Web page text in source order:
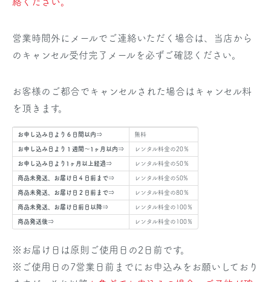
営業時間外にメールでご連絡いただく場合は、当店から
のキャンセル受付完了メールを必ずご確認ください。
お客様のご都合でキャンセルされた場合はキャンセル料
を頂きます。
お申し込み日より６日間以内⇒ 無料
お申し込み日より１週間～1ヶ月以内⇒ レンタル料金の20％
お申し込み日より1ヶ月以上経過⇒ レンタル料金の50％
商品未発送、お届け日４日前まで⇒ レンタル料金の50%
商品未発送、お届け日２日前まで⇒ レンタル料金の80％
商品未発送、お届け日前日以降⇒ レンタル料金の100％
商品発送後⇒ レンタル料金の100％
※お届け日は原則ご使用日の2日前です。
※ご使用日の7営業日前までにお申込みをお願いしており